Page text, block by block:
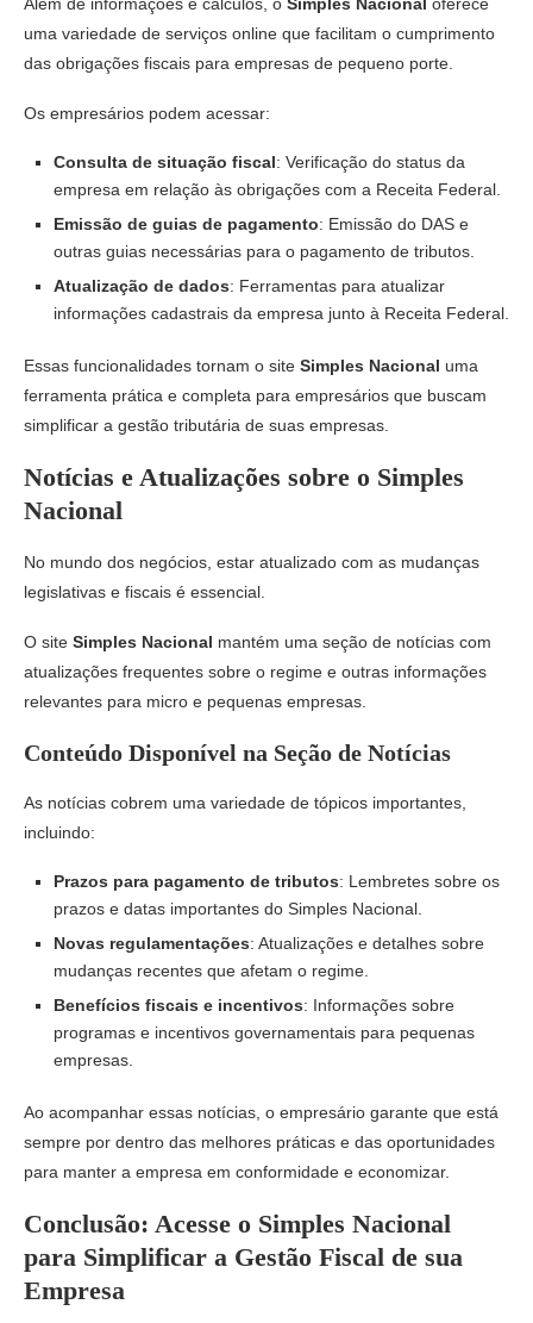
uma variedade de serviços online que facilitam o cumprimento
das obrigações fiscais para empresas de pequeno porte.
Os empresários podem acessar:
Consulta de situação fiscal: Verificação do status da
empresa em relação às obrigações com a Receita Federal.
Emissão de guias de pagamento: Emissão do DAS e
outras guias necessárias para o pagamento de tributos.
Atualização de dados: Ferramentas para atualizar
informações cadastrais da empresa junto à Receita Federal.
Essas funcionalidades tornam o site Simples Nacional uma
ferramenta prática e completa para empresários que buscam
simplificar a gestão tributária de suas empresas.
Notícias e Atualizações sobre o Simples
Nacional
No mundo dos negócios, estar atualizado com as mudanças
legislativas e fiscais é essencial.
O site Simples Nacional mantém uma seção de notícias com
atualizações frequentes sobre o regime e outras informações
relevantes para micro e pequenas empresas.
Conteúdo Disponível na Seção de Notícias
As notícias cobrem uma variedade de tópicos importantes,
incluindo:
Prazos para pagamento de tributos: Lembretes sobre os
prazos e datas importantes do Simples Nacional.
Novas regulamentações: Atualizações e detalhes sobre
mudanças recentes que afetam o regime.
Benefícios fiscais e incentivos: Informações sobre
programas e incentivos governamentais para pequenas
empresas.
Ao acompanhar essas notícias, o empresário garante que está
sempre por dentro das melhores práticas e das oportunidades
para manter a empresa em conformidade e economizar.
Conclusão: Acesse o Simples Nacional
para Simplificar a Gestão Fiscal de sua
Empresa